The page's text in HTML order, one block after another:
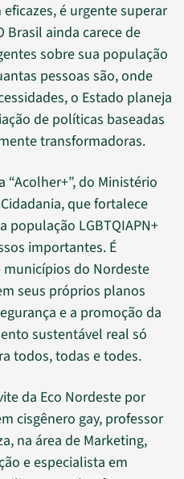
eficazes, é urgente superar
Brasil ainda carece de
sobre sua população
pessoas são, onde
o Estado planeja
de políticas baseadas
transformadoras.
do Ministério
que fortalece
população LGBTQIAPN+
importantes. É
do Nordeste
seus próprios planos
e a promoção da
sustentável real só
todos, todas e todes.
da Eco Nordeste por
cisgênero gay, professor
na área de Marketing,
e especialista em